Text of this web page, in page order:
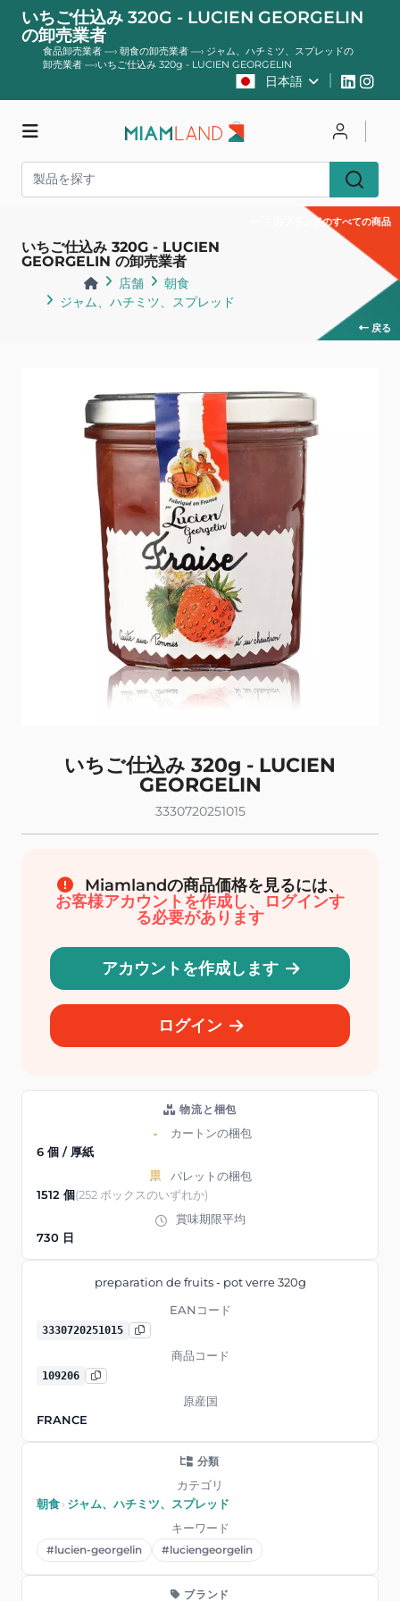
いちご仕込み 320G - LUCIEN GEORGELIN
の卸売業者
食品卸売業者 —› 朝食の卸売業者 —› ジャム、ハチミツ、スプレッドの
卸売業者 —›いちご仕込み 320g - LUCIEN GEORGELIN
日本語
いちご仕込み 320G - LUCIEN
GEORGELIN の卸売業者
店舗
朝食
ジャム、ハチミツ、スプレッド
このブランドのすべての商品
戻る
いちご仕込み 320g - LUCIEN
GEORGELIN
3330720251015
Miamlandの商品価格を見るには、
お客様アカウントを作成し、ログインす
る必要があります
アカウントを作成します
ログイン
物流と梱包
カートンの梱包
6 個 / 厚紙
パレットの梱包
1512 個(252 ボックスのいずれか)
賞味期限平均
730 日
preparation de fruits - pot verre 320g
EANコード
3330720251015
商品コード
109206
原産国
FRANCE
分類
カテゴリ
朝食›ジャム、ハチミツ、スプレッド
キーワード
#lucien-georgelin #luciengeorgelin
ブランド
店舗 ログイン 登録する